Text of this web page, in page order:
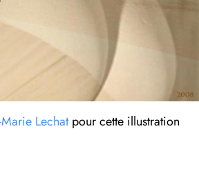
Lechatpour cette illustration